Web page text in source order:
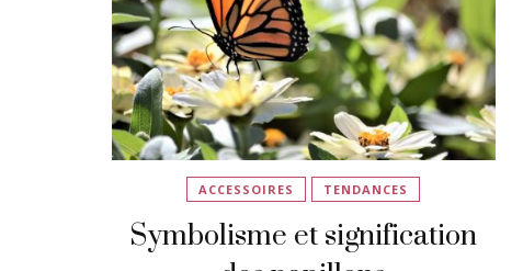
ACCESSOIRES TENDANCES
Symbolisme et signification